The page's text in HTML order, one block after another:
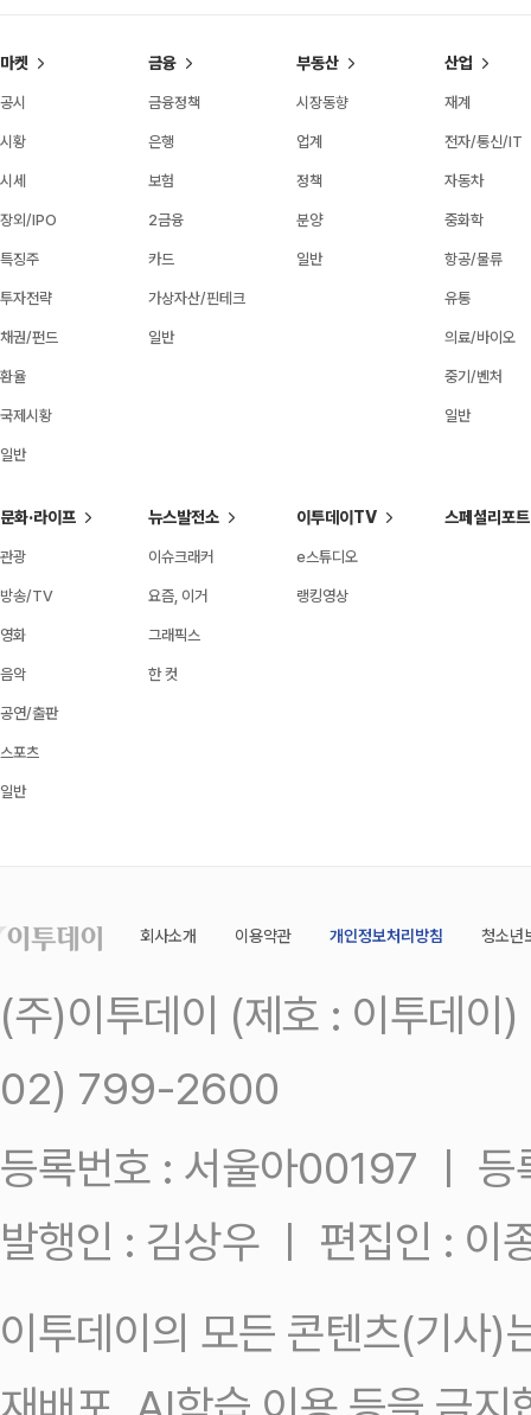
마켓
공시
시황
시세
장외/IPO
특징주
투자전략
채권/펀드
환율
국제시황
일반
금융
금융정책
은행
보험
2금융
카드
가상자산/핀테크
일반
부동산
시장동향
업계
정책
분양
일반
산업
재계
전자/통신/IT
자동차
중화학
항공/물류
유통
의료/바이오
중기/벤처
일반
문화·라이프
관광
방송/TV
영화
음악
공연/출판
스포츠
일반
뉴스발전소
이슈크래커
요즘, 이거
그래픽스
한 컷
이투데이TV
e스튜디오
랭킹영상
스페셜리포트
회사소개 이용약관 개인정보처리방침 청소년
(주)이투데이 (제호 : 이투데
02) 799-2600
등록번호 : 서울아00197 ㅣ
발행인 : 김상우 ㅣ 편집인 : 이
이투데이의 모든 콘텐츠(기사)